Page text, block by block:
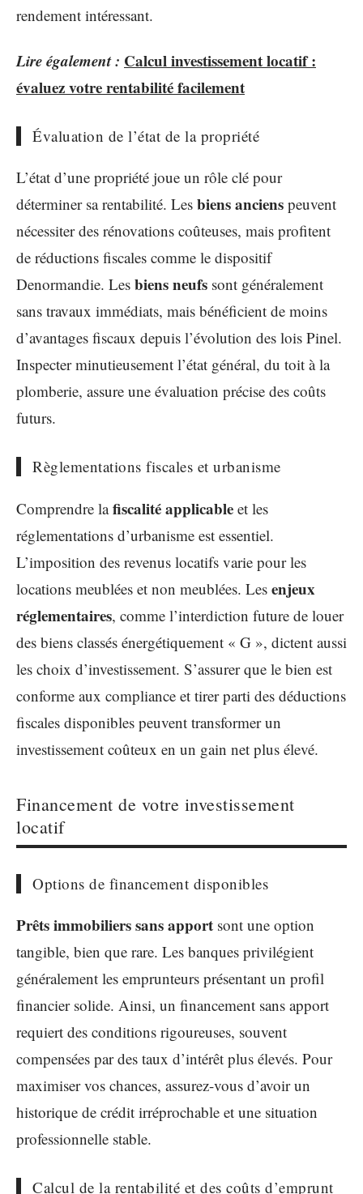
rendement intéressant.
Lire également : Calcul investissement locatif :
évaluez votre rentabilité facilement
Évaluation de l’état de la propriété
L’état d’une propriété joue un rôle clé pour
déterminer sa rentabilité. Les biens anciens peuvent
nécessiter des rénovations coûteuses, mais profitent
de réductions fiscales comme le dispositif
Denormandie. Les biens neufs sont généralement
sans travaux immédiats, mais bénéficient de moins
d’avantages fiscaux depuis l’évolution des lois Pinel.
Inspecter minutieusement l’état général, du toit à la
plomberie, assure une évaluation précise des coûts
futurs.
Règlementations fiscales et urbanisme
Comprendre lafiscalité applicable et les
réglementations d’urbanisme est essentiel.
L’imposition des revenus locatifs varie pour les
locations meublées et non meublées. Les enjeux
réglementaires, comme l’interdiction future de louer
des biens classés énergétiquement « G », dictent aussi
les choix d’investissement. S’assurer que le bien est
conforme aux compliance et tirer parti des déductions
fiscales disponibles peuvent transformer un
investissement coûteux en un gain net plus élevé.
Financement de votre investissement
locatif
Options de financement disponibles
Prêts immobiliers sans apport sont une option
tangible, bien que rare. Les banques privilégient
généralement les emprunteurs présentant un profil
financier solide. Ainsi, un financement sans apport
requiert des conditions rigoureuses, souvent
compensées par des taux d’intérêt plus élevés. Pour
maximiser vos chances, assurez-vous d’avoir un
historique de crédit irréprochable et une situation
professionnelle stable.
Calcul de la rentabilité et des coûts d’emprunt